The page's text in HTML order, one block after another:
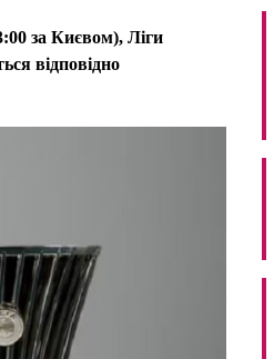
за Києвом), Ліги
відповідно